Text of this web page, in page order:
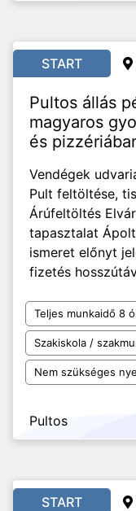
START
Pultos állás
magyaros
és
Vendégek
Pult feltöltése,
Árúfeltöltés
tapasztalat
ismeret előnyt
fizetés
Teljes munkaidő 8
Szakiskola /
Nem szükséges
Pultos
START